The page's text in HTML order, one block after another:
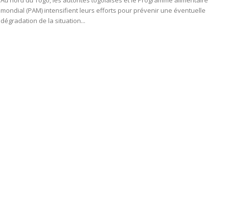
mondial (PAM) intensifient leurs efforts pour prévenir une éventuelle
dégradation de la situation...